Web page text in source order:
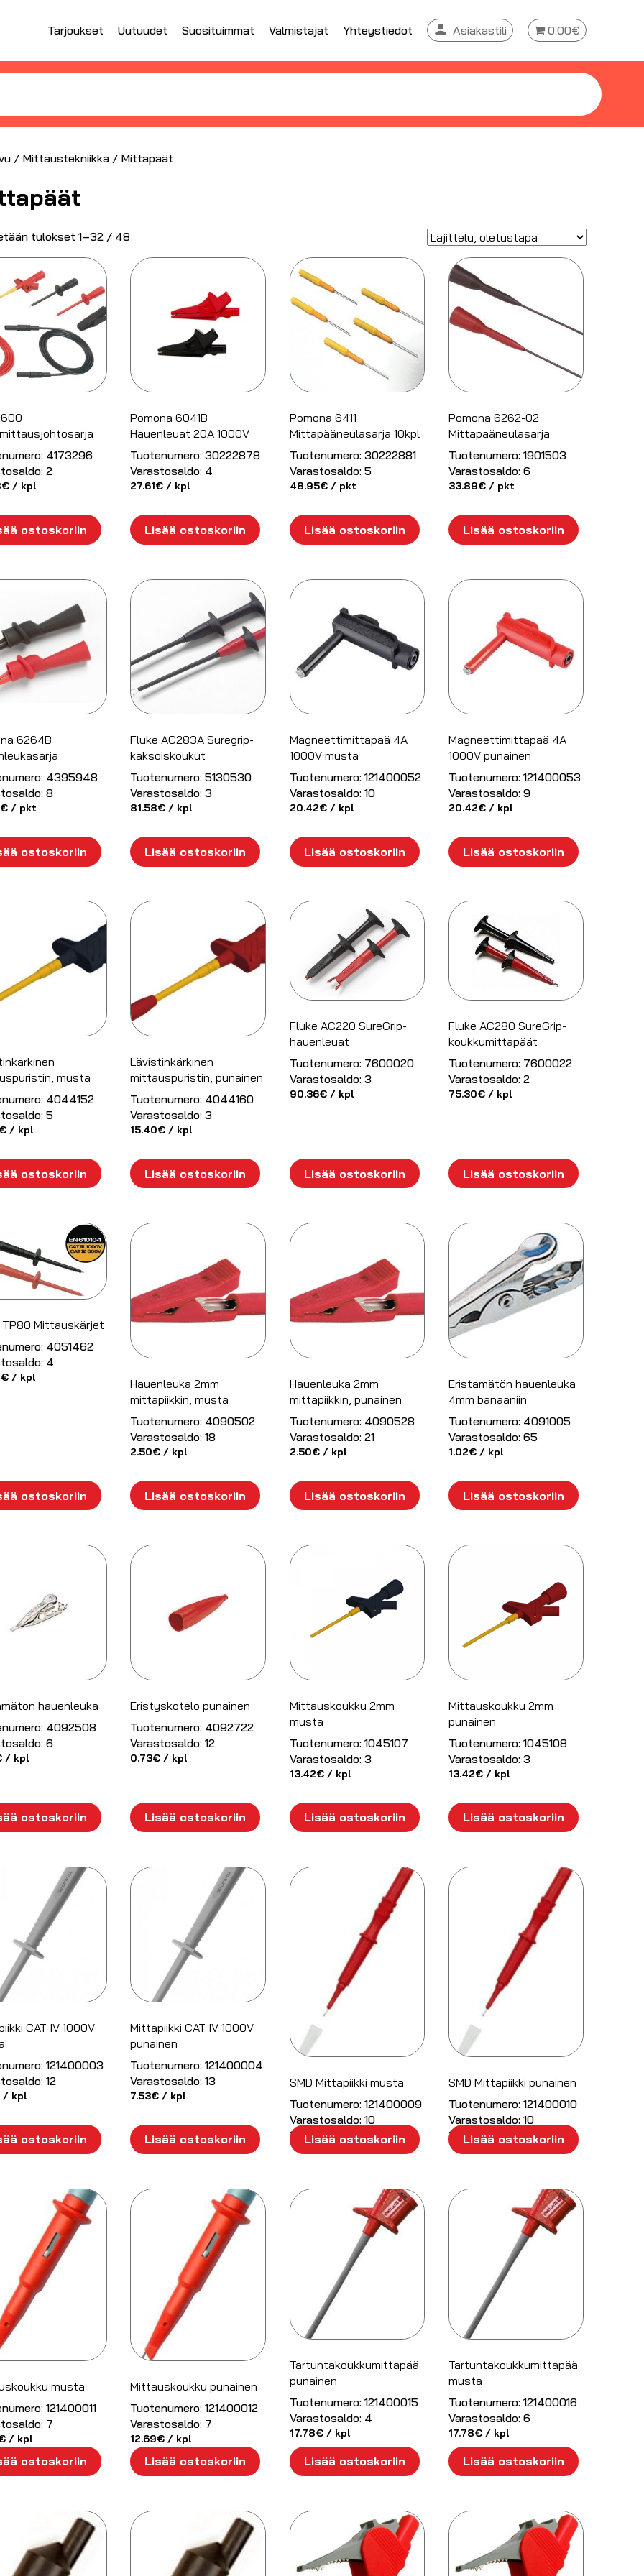
Tarjoukset Uutuudet Suosituimmat Valmistajat Yhteystiedot Asiakastili 0.00€
/ Mittaustekniikka / Mittapäät
tulokset 1–32 / 48
4173296
2
€ / kpl
ostoskoriin
Pomona 6041B
Hauenleuat 20A 1000V
Tuotenumero: 30222878
Varastosaldo: 4
27.61€ / kpl
Lisää ostoskoriin
Pomona 6411
Mittapääneulasarja 10kpl
Tuotenumero: 30222881
Varastosaldo: 5
48.95€/ pkt
Lisää ostoskoriin
Pomona 6262-02
Mittapääneulasarja
Tuotenumero: 1901503
Varastosaldo: 6
33.89€/ pkt
Lisää ostoskoriin
6264B
4395948
8
€ / pkt
ostoskoriin
Fluke AC283A Suregrip-
kaksoiskoukut
Tuotenumero: 5130530
Varastosaldo: 3
81.58€ / kpl
Lisää ostoskoriin
Magneettimittapää 4A
1000V musta
Tuotenumero: 121400052
Varastosaldo: 10
20.42€/ kpl
Lisää ostoskoriin
Magneettimittapää 4A
1000V punainen
Tuotenumero: 121400053
Varastosaldo: 9
20.42€/ kpl
Lisää ostoskoriin
musta
4044152
5
€ / kpl
ostoskoriin
Lävistinkärkinen
mittauspuristin, punainen
Tuotenumero: 4044160
Varastosaldo: 3
15.40€ / kpl
Lisää ostoskoriin
Fluke AC220 SureGrip-
hauenleuat
Tuotenumero: 7600020
Varastosaldo: 3
90.36€/ kpl
Lisää ostoskoriin
Fluke AC280 SureGrip-
koukkumittapäät
Tuotenumero: 7600022
Varastosaldo: 2
75.30€/ kpl
Lisää ostoskoriin
TP80 Mittauskärjet
4051462
4
€ / kpl
ostoskoriin
Hauenleuka 2mm
mittapiikkin, musta
Tuotenumero: 4090502
Varastosaldo: 18
2.50€ / kpl
Lisää ostoskoriin
Hauenleuka 2mm
mittapiikkin, punainen
Tuotenumero: 4090528
Varastosaldo: 21
2.50€/ kpl
Lisää ostoskoriin
Eristämätön hauenleuka
4mm banaaniin
Tuotenumero: 4091005
Varastosaldo: 65
1.02€/ kpl
Lisää ostoskoriin
hauenleuka
4092508
6
/ kpl
ostoskoriin
Eristyskotelo punainen
Tuotenumero: 4092722
Varastosaldo: 12
0.73€ / kpl
Lisää ostoskoriin
Mittauskoukku 2mm
musta
Tuotenumero: 1045107
Varastosaldo: 3
13.42€/ kpl
Lisää ostoskoriin
Mittauskoukku 2mm
punainen
Tuotenumero: 1045108
Varastosaldo: 3
13.42€/ kpl
Lisää ostoskoriin
CAT IV 1000V
121400003
12
/ kpl
ostoskoriin
Mittapiikki CAT IV 1000V
punainen
Tuotenumero: 121400004
Varastosaldo: 13
7.53€ / kpl
Lisää ostoskoriin
SMD Mittapiikki musta
Tuotenumero: 121400009
Varastosaldo: 10
11.45€ / kpl
Lisää ostoskoriin
SMD Mittapiikki punainen
Tuotenumero: 121400010
Varastosaldo: 10
11.45€ / kpl
Lisää ostoskoriin
musta
121400011
7
/ kpl
ostoskoriin
Mittauskoukku punainen
Tuotenumero: 121400012
Varastosaldo: 7
12.69€ / kpl
Lisää ostoskoriin
Tartuntakoukkumittapää
punainen
Tuotenumero: 121400015
Varastosaldo: 4
17.78€/ kpl
Lisää ostoskoriin
Tartuntakoukkumittapää
musta
Tuotenumero: 121400016
Varastosaldo: 6
17.78€/ kpl
Lisää ostoskoriin